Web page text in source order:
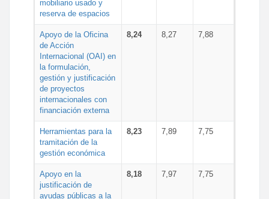
mobiliario usado y
reserva de espacios
Apoyo de la Oficina
de Acción
Internacional (OAI) en
la formulación,
gestión y justificación
de proyectos
internacionales con
financiación externa
8,24 8,27 7,88
Herramientas para la
tramitación de la
gestión económica
8,23 7,89 7,75
Apoyo en la
justificación de
ayudas públicas a la
8,18 7,97 7,75